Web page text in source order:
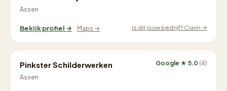
Assen
Bekijk profiel → Maps → Is dit jouw bedrijf? Claim →
Pinkster Schilderwerken
Assen
Google ★ 5.0 (4)